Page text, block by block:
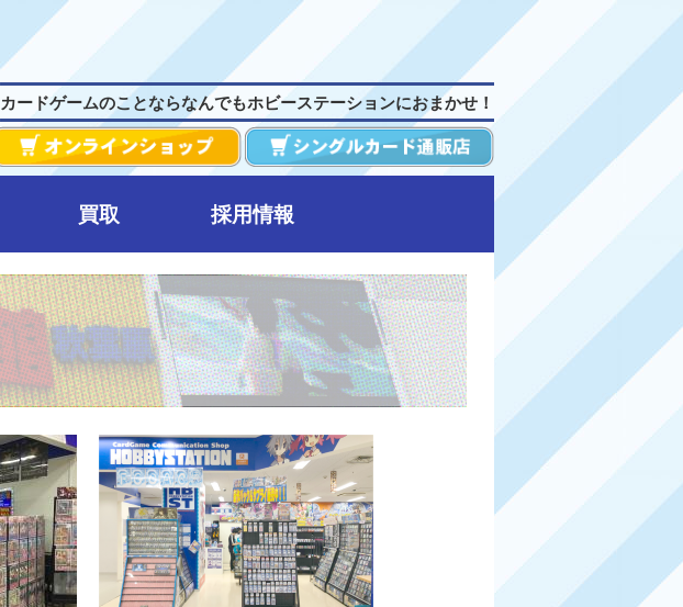
カードゲームのことならなんでもホビーステーションにおまかせ！
買取 採用情報